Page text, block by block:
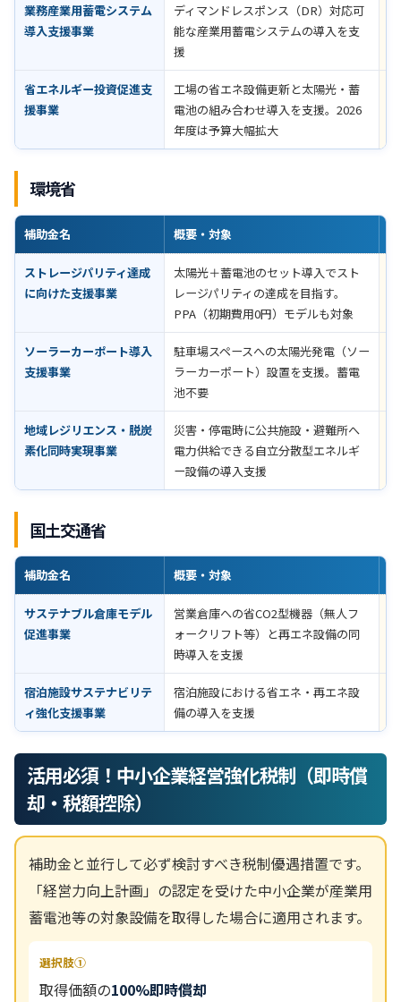
業務産業用蓄電システム
導入支援事業
ディマンドレスポンス（DR）対応可
能な産業用蓄電システムの導入を支
援
省エネルギー投資促進支
援事業
工場の省エネ設備更新と太陽光・蓄
電池の組み合わせ導入を支援。2026
年度は予算大幅拡大
環境省
補助金名 概要・対象
ストレージパリティ達成
に向けた支援事業
太陽光＋蓄電池のセット導入でスト
レージパリティの達成を目指す。
PPA（初期費用0円）モデルも対象
ソーラーカーポート導入
支援事業
駐車場スペースへの太陽光発電（ソー
ラーカーポート）設置を支援。蓄電
池不要
地域レジリエンス・脱炭
素化同時実現事業
災害・停電時に公共施設・避難所へ
電力供給できる自立分散型エネルギ
ー設備の導入支援
国土交通省
補助金名 概要・対象
サステナブル倉庫モデル
促進事業
営業倉庫への省CO2型機器（無人フ
ォークリフト等）と再エネ設備の同
時導入を支援
宿泊施設サステナビリテ
ィ強化支援事業
宿泊施設における省エネ・再エネ設
備の導入を支援
活用必須！中小企業経営強化税制（即時償
却・税額控除）
補助金と並行して必ず検討すべき税制優遇措置です。
「経営力向上計画」の認定を受けた中小企業が産業用
蓄電池等の対象設備を取得した場合に適用されます。
選択肢①
取得価額の100%即時償却